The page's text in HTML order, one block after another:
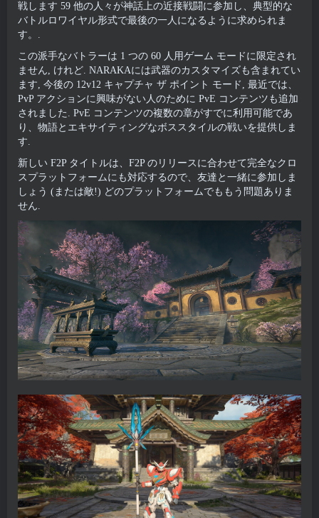
戦します 59 他の人々が神話上の近接戦闘に参加し、典型的な
バトルロワイヤル形式で最後の一人になるように求められま
す。.
この派手なバトラーは 1 つの 60 人用ゲーム モードに限定され
ません, けれど. NARAKAには武器のカスタマイズも含まれてい
ます, 今後の 12v12 キャプチャ ザ ポイント モード, 最近では、
PvP アクションに興味がない人のために PvE コンテンツも追加
されました. PvE コンテンツの複数の章がすでに利用可能であ
り、物語とエキサイティングなボススタイルの戦いを提供しま
す.
新しい F2P タイトルは、F2P のリリースに合わせて完全なクロ
スプラットフォームにも対応するので、友達と一緒に参加しま
しょう (または敵!) どのプラットフォームでももう問題ありま
せん.